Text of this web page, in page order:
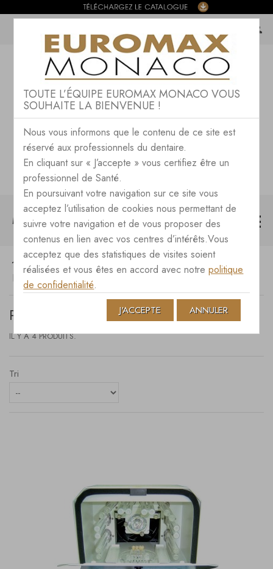
MENU
EQUIPEMENT DU LABORATOIRE
POLYMERISATON
POLYMERISATON
IL Y A 4 PRODUITS.
Tri
TOUTE L’ÉQUIPE EUROMAX MONACO VOUS
SOUHAITE LA BIENVENUE !
Nous vous informons que le contenu de ce site est
réservé aux professionnels du dentaire.
En cliquant sur « J’accepte » vous certifiez être un
professionnel de Santé.
En poursuivant votre navigation sur ce site vous
acceptez l’utilisation de cookies nous permettant de
suivre votre navigation et de vous proposer des
contenus en lien avec vos centres d’intérêts.Vous
acceptez que des statistiques de visites soient
réalisées et vous êtes en accord avec notrepolitique
de confidentialité.
J'ACCEPTE ANNULER